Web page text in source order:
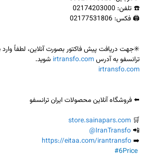
ترانسفو به آدرس irtransfo.com شوید.
irtransfo.com
🛒
store.sainapars.com
📲
@IranTransfo
➡️
https://eitaa.com/irantransfo
#6Price